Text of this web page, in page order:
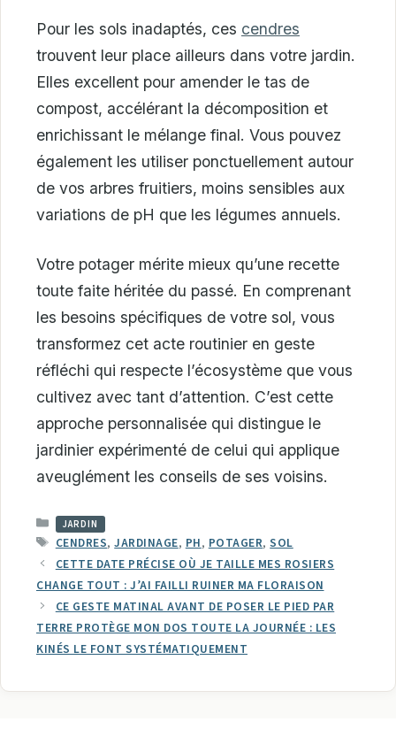
Pour les sols inadaptés, ces cendres
trouvent leur place ailleurs dans votre jardin.
Elles excellent pour amender le tas de
compost, accélérant la décomposition et
enrichissant le mélange final. Vous pouvez
également les utiliser ponctuellement autour
de vos arbres fruitiers, moins sensibles aux
variations de pH que les légumes annuels.
Votre potager mérite mieux qu’une recette
toute faite héritée du passé. En comprenant
les besoins spécifiques de votre sol, vous
transformez cet acte routinier en geste
réfléchi qui respecte l’écosystème que vous
cultivez avec tant d’attention. C’est cette
approche personnalisée qui distingue le
jardinier expérimenté de celui qui applique
aveuglément les conseils de ses voisins.
CATÉGORIES
JARDIN
ÉTIQUETTES
CENDRES,JARDINAGE, PH, POTAGER,SOL
CETTE DATE PRÉCISE OÙ JE TAILLE MES ROSIERS
CHANGE TOUT : J’AI FAILLI RUINER MA FLORAISON
CE GESTE MATINAL AVANT DE POSER LE PIED PAR
TERRE PROTÈGE MON DOS TOUTE LA JOURNÉE : LES
KINÉS LE FONT SYSTÉMATIQUEMENT